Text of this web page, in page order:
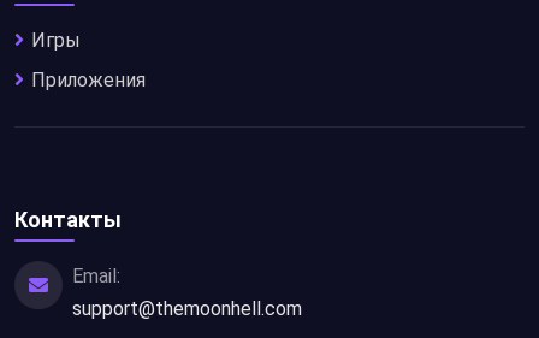
Игры
Приложения
Контакты
Email:
support@themoonhell.com